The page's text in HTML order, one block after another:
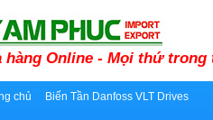
hàng Online - Mọi thứ trong
chủ Biến Tần Danfoss VLT Drives